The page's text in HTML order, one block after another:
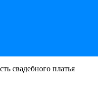
свадебного платья